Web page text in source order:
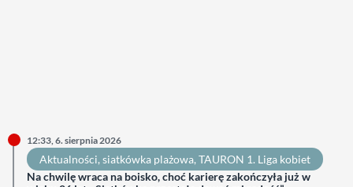
12:33, 6. sierpnia 2026
Aktualności, siatkówka plażowa, TAURON 1. Liga kobiet
Na chwilę wraca na boisko, choć karierę zakończyła już w